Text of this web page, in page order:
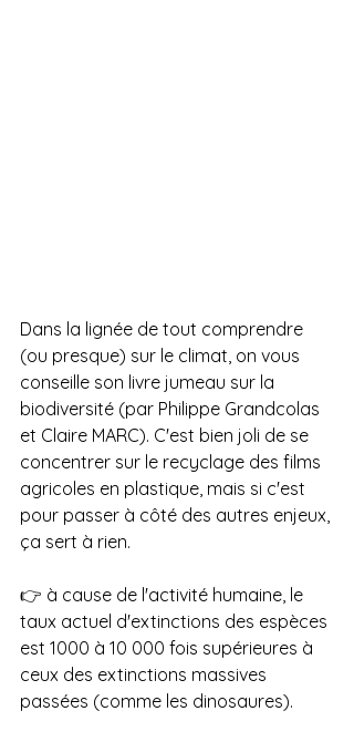
Dans la lignée de tout comprendre
(ou presque) sur le climat, on vous
conseille son livre jumeau sur la
biodiversité (par Philippe Grandcolas
et Claire MARC). C'est bien joli de se
concentrer sur le recyclage des films
agricoles en plastique, mais si c'est
pour passer à côté des autres enjeux,
ça sert à rien.
👉 à cause de l'activité humaine, le
taux actuel d'extinctions des espèces
est 1000 à 10 000 fois supérieures à
ceux des extinctions massives
passées (comme les dinosaures).